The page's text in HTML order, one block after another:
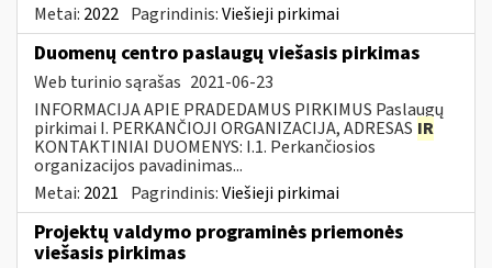
Metai: 2022 Pagrindinis:Viešieji pirkimai
Duomenų centro paslaugų viešasis pirkimas
Web turinio sąrašas 2021-06-23
INFORMACIJA APIE PRADEDAMUS PIRKIMUS Paslaugų
pirkimai I. PERKANČIOJI ORGANIZACIJA, ADRESAS IR
KONTAKTINIAI DUOMENYS: I.1. Perkančiosios
organizacijos pavadinimas...
Metai: 2021 Pagrindinis:Viešieji pirkimai
Projektų valdymo programinės priemonės
viešasis pirkimas